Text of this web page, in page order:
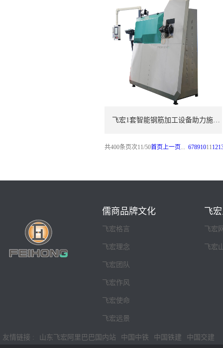
飞宏1套智能钢筋加工设备助力施工项目建设
共400条页次11/50首页上一页... 6789101112
儒商品牌文化
飞宏格言
飞宏理念
飞宏团队
飞宏作风
飞宏使命
飞宏远景
飞
飞宏
飞宏
友情链接 : 山东飞宏阿里巴巴国内站 中国中铁 中国铁建 中国交建